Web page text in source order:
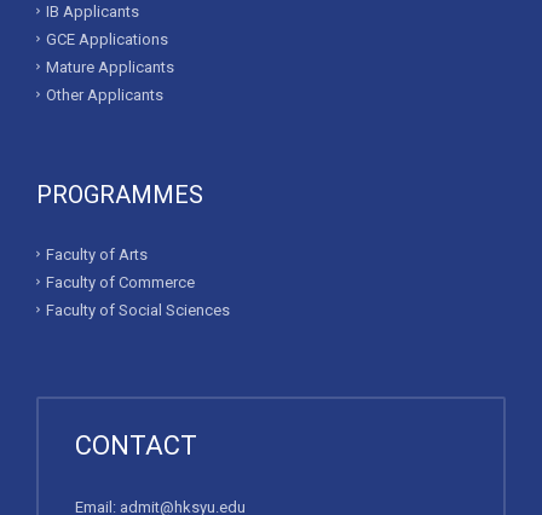
IB Applicants
GCE Applications
Mature Applicants
Other Applicants
PROGRAMMES
Faculty of Arts
Faculty of Commerce
Faculty of Social Sciences
CONTACT
Email: admit@hksyu.edu